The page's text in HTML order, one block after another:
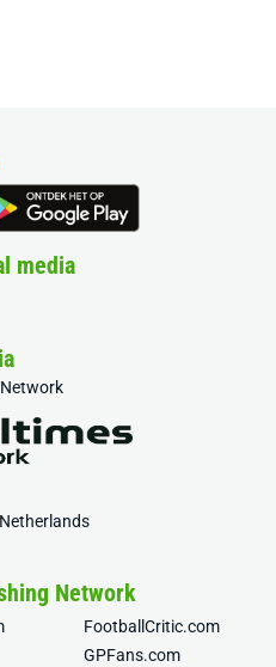
media
Network
FootballCritic.com
GPFans.com